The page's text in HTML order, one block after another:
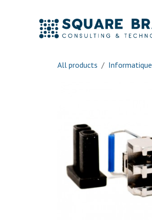
Skip to Content
All products Informatique